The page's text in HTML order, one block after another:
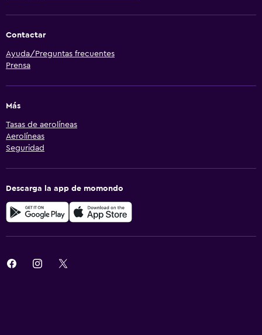
Contactar
Ayuda/Preguntas frecuentes
Prensa
Más
Tasas de aerolíneas
Aerolíneas
Seguridad
Descarga la app de momondo